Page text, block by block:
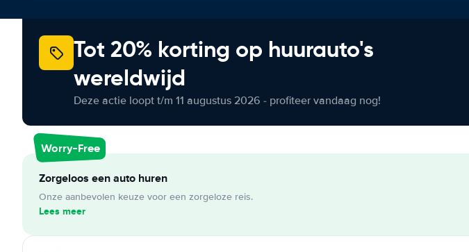
Tot 20% korting op huurauto's
wereldwijd
Deze actie loopt t/m 11 augustus 2026 - profiteer vandaag nog!
Worry-Free
Zorgeloos een auto huren
Onze aanbevolen keuze voor een zorgeloze reis.
Lees meer